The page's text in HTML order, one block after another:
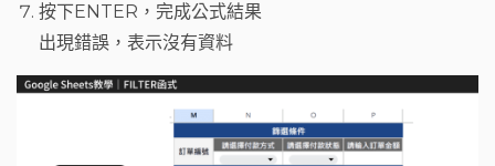
按下ENTER，完成公式結果
出現錯誤，表示沒有資料